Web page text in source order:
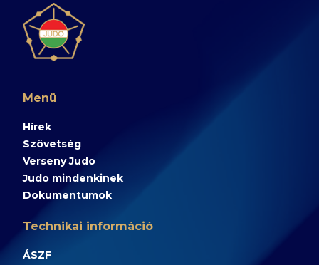
Menü
Hírek
Szövetség
Verseny Judo
Judo mindenkinek
Dokumentumok
Technikai információ
ÁSZF